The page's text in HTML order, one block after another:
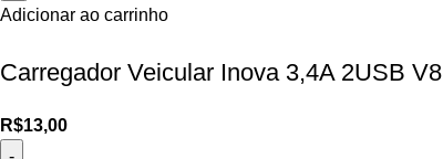
Adicionar ao carrinho
Carregador Veicular Inova 3,4A 2USB V8
R$13,00